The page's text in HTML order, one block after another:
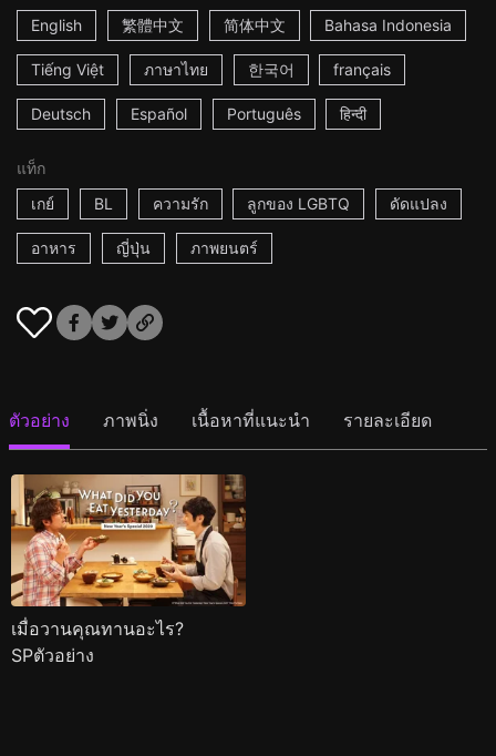
English
繁體中文 简体中文 Bahasa Indonesia
Tiếng Việt ภาษาไทย 한국어 français
Deutsch Español Português हिन्दी
แท็ก
เกย์
BL ความรัก ลูกของ LGBTQ ดัดแปลง
อาหาร ญี่ปุ่น ภาพยนตร์
ตัวอย่าง ภาพนิ่ง เนื้อหาที่แนะนำ รายละเอียด
เมื่อวานคุณทานอะไร?
SPตัวอย่าง